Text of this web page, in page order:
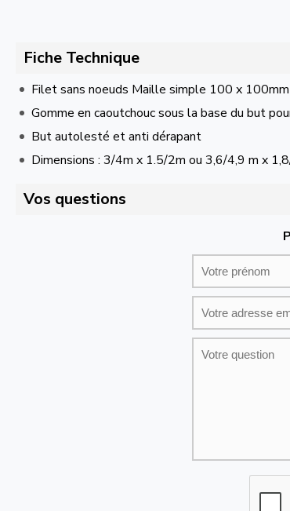
Fiche Technique
Filet sans noeuds Maille simple 100 x 100mm
Gomme en caoutchouc sous la base du but
But autolesté et anti dérapant
Dimensions : 3/4m x 1.5/2m ou 3,6/4,9 m x
Vos questions